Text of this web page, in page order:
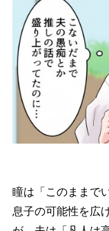
瞳は「このままで
息子の可能性を広